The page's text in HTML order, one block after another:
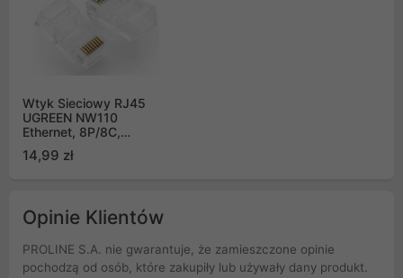
Wtyk Sieciowy RJ45
UGREEN NW110
Ethernet, 8P/8C,
Cat.5/5e, UTP (50szt.)
14,99 zł
Opinie Klientów
PROLINE S.A. nie gwarantuje, że zamieszczone opinie
pochodzą od osób, które zakupiły lub używały dany produkt.